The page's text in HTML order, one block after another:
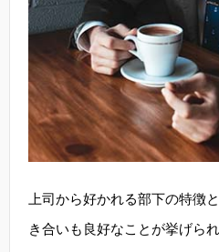
上司から好かれる部下の特徴
き合いも良好なことが挙げら